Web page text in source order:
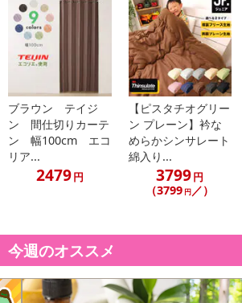
配送伝票番号がマイページに表示されない
めご了承ください。
発送日カレンダー
休業日
■その他共通および商品カテゴリー別注意事
ブラウン テイジ
ン 間仕切りカーテ
ン 幅100cm エコ
リア...
2479円
【ピスタチオグリー
ン プレーン】衿な
めらかシンサレート
綿入り...
3799円
（3799 円／）
今週のオススメ